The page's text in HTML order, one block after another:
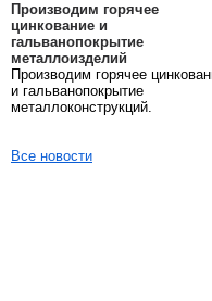
Производим горячее
цинкование и
гальванопокрытие
металлоизделий
Производим горячее
и гальванопокрытие
металлоконструкций.
Все новости